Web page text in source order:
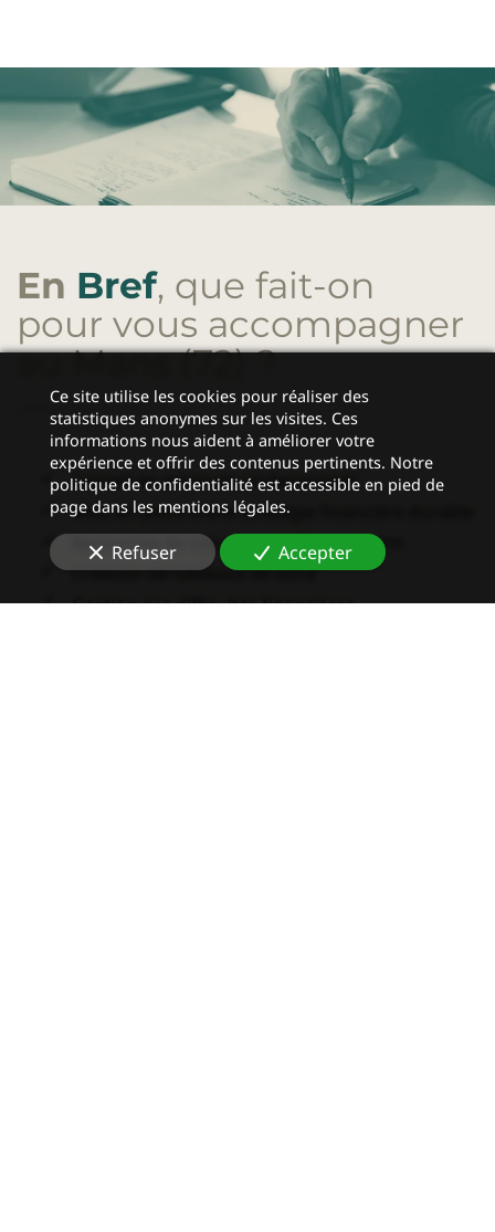
En Bref, que fait-on
pour vous accompagner
au Mans (72)?
Conseil enemprunt professionnel
Mise en place d’une stratégie financière durable
Recherche de solutions de financement
Création de tableaux de bord
Gestion des difficultés financières
Ce site utilise les cookies pour réaliser des
statistiques anonymes sur les visites. Ces
informations nous aident à améliorer votre
expérience et offrir des contenus pertinents. Notre
politique de confidentialité est accessible en pied de
page dans les mentions légales.
Refuser Accepter